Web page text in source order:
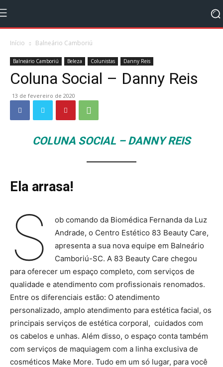
Início Balneário Camboriú
Balneário Camboriú Beleza Colunistas Danny Reis
Coluna Social – Danny Reis
13 de fevereiro de 2020
COLUNA SOCIAL – DANNY REIS
Ela arrasa!
S
ob comando da Biomédica Fernanda da Luz
Andrade, o Centro Estético 83 Beauty Care,
apresenta a sua nova equipe em Balneário
Camboriú-SC. A 83 Beauty Care chegou
para oferecer um espaço completo, com serviços de
qualidade e atendimento com profissionais renomados.
Entre os diferenciais estão: O atendimento
personalizado, amplo atendimento para estética facial, os
principais serviços de estética corporal, cuidados com
os cabelos e unhas. Além disso, o espaço conta também
com serviços de maquiagem com a linha exclusiva de
cosméticos Make More. Tudo em um só lugar, para você